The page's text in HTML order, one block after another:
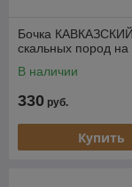
Бочка
скальных пород на
В наличии
330 руб.
Купить